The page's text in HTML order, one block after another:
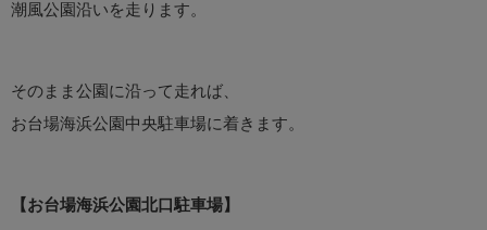
潮風公園沿いを走ります。
そのまま公園に沿って走れば、
お台場海浜公園中央駐車場に着きます。
【お台場海浜公園北口駐車場】